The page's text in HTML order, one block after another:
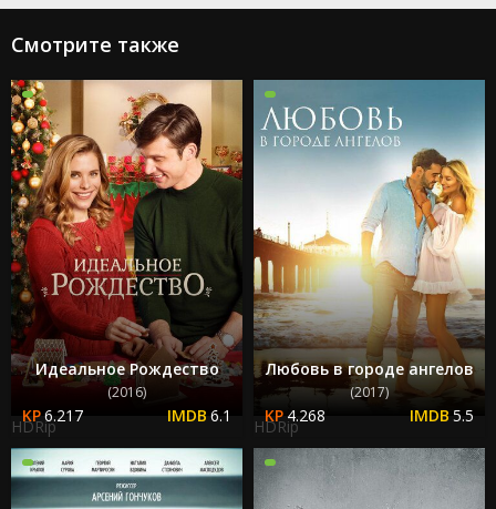
Смотрите также
Идеальное Рождество
(2016)
6.217 6.1
HDRip
Любовь в городе ангелов
(2017)
4.268 5.5
HDRip